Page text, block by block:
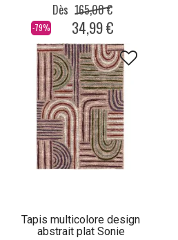
-79%
Dès 165,00 €
34,99 €
Tapis multicolore design
abstrait plat Sonie